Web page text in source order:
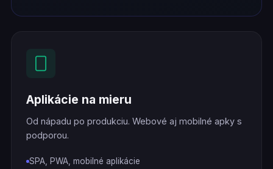
Aplikácie na mieru
Od nápadu po produkciu. Webové aj mobilné apky s
podporou.
SPA, PWA, mobilné aplikácie